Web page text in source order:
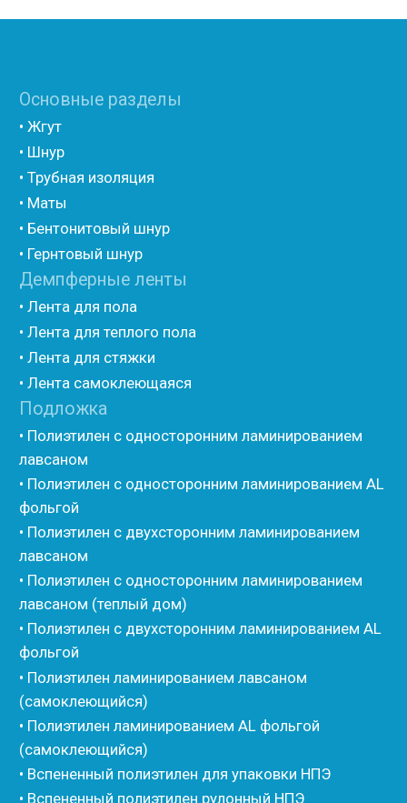
• Полиэтилен ламинированием лавсаном
• Вспененный полиэтилен рулонный НПЭ
• Подложка под ламинат НПЭ
• Мастика для швов
• Герметик для швов
• Герметик «тёплый шов»
• Rustil
• Korall
• Ecoroom
Другие товары
• Герлен
• Пороизол
• Техническая изоляция Хотпайп
• Ру-флекс
• Энергофлекс
• K-flex
• Вспененный каучук
• Вспененные EPDM уплотнители
• Изоком Шнур
• Изоком Жгут
• Стенофлекс Шнур
• Стенофлекс Жгут
• Подложка Тепофол НПЭ
• Подложка Пенолин НПЭ
• Жгут Изонел
• Шнур Изонел
• Жгут Тилит
• Шнур Тилит
• Гернитовый шнур
• Бентонитовый шнур
• Трубная изоляция из вспененного полиэтилена
Тилит
• Трубная изоляция из вспененного полиэтилена
Порилекс